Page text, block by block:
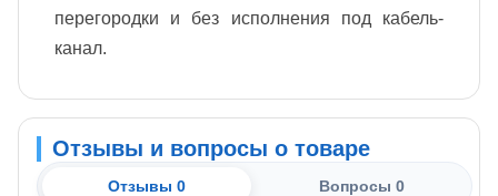
перегородки и без исполнения под кабель-
канал.
Отзывы и вопросы о товаре
Отзывы 0 Вопросы 0